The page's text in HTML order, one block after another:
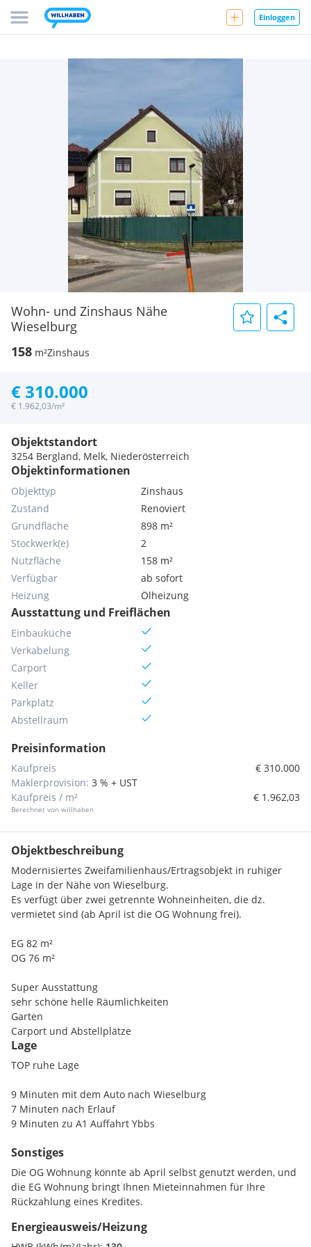
Einloggen
Wohn- und Zinshaus Nähe
Wieselburg
158 m²Zinshaus
€ 310.000
€ 1.962,03/m²
Objektstandort
3254 Bergland, Melk, Niederösterreich
Objektinformationen
Objekttyp
Zinshaus
Zustand
Renoviert
Grundfläche
898 m²
Stockwerk(e)
2
Nutzfläche
158 m²
Verfügbar
ab sofort
Heizung
Ölheizung
Ausstattung und Freiflächen
Einbauküche
Verkabelung
Carport
Keller
Parkplatz
Abstellraum
Preisinformation
Kaufpreis
€ 310.000
Maklerprovision: 3 % + UST
Kaufpreis / m²
Berechnet von willhaben
€ 1.962,03
Objektbeschreibung
Modernisiertes Zweifamilienhaus/Ertragsobjekt in ruhiger
Lage in der Nähe von Wieselburg.
Es verfügt über zwei getrennte Wohneinheiten, die dz.
vermietet sind (ab April ist die OG Wohnung frei).
EG 82 m²
OG 76 m²
Super Ausstattung
sehr schöne helle Räumlichkeiten
Garten
Carport und Abstellplätze
Keller und Nebenräume
sehr großzügig gestaltet
Ausbau auf 3 Einheit ev. möglich
Freie Mietzinsbildung und Mietvertrag nach ABGB
Lage
TOP ruhe Lage
9 Minuten mit dem Auto nach Wieselburg
7 Minuten nach Erlauf
9 Minuten zu A1 Auffahrt Ybbs
Sonstiges
Die OG Wohnung könnte ab April selbst genutzt werden, und
die EG Wohnung bringt Ihnen Mieteinnahmen für Ihre
Rückzahlung eines Kredites.
Energieausweis/Heizung